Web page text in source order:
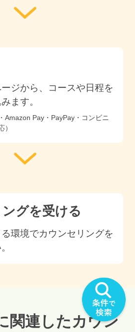
ジから、コースや日程を
ます。
Amazon Pay・PayPay・コンビニ
）
グを受ける
環境でカウンセリングを
関連したカウン